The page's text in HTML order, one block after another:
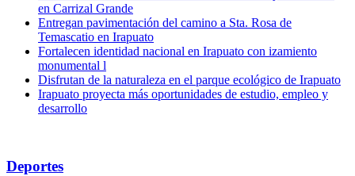
en Carrizal Grande
Entregan pavimentación del camino a Sta. Rosa de
Temascatio en Irapuato
Fortalecen identidad nacional en Irapuato con izamiento
monumental l
Disfrutan de la naturaleza en el parque ecológico de Irapuato
Irapuato proyecta más oportunidades de estudio, empleo y
desarrollo
Deportes